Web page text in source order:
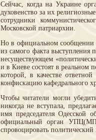
Сейчас, когда на Украине
духовенство за их
сотрудники
Московской патриархии.
Но в официальном сообщении
из самого факта выступления
несуществующем
и в Киеве состоят в реальном
которой, в качестве
конфискацию кафедрального
Чтобы читатели могли
никогда не вступала,
имя председателя Одесской
официальный орган
спровоцировать политический